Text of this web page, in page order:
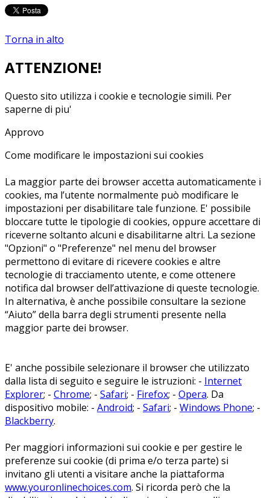
Torna in alto
ATTENZIONE!
Questo sito utilizza i cookie e tecnologie simili. Per
saperne di piu'
Approvo
Come modificare le impostazioni sui cookies
La maggior parte dei browser accetta automaticamente i
cookies, ma l’utente normalmente può modificare le
impostazioni per disabilitare tale funzione. E' possibile
bloccare tutte le tipologie di cookies, oppure accettare di
riceverne soltanto alcuni e disabilitarne altri. La sezione
"Opzioni" o "Preferenze" nel menu del browser
permettono di evitare di ricevere cookies e altre
tecnologie di tracciamento utente, e come ottenere
notifica dal browser dell’attivazione di queste tecnologie.
In alternativa, è anche possibile consultare la sezione
“Aiuto” della barra degli strumenti presente nella
maggior parte dei browser.
E' anche possibile selezionare il browser che utilizzato
dalla lista di seguito e seguire le istruzioni: - Internet
Explorer; - Chrome; - Safari; - Firefox; - Opera. Da
dispositivo mobile: - Android; - Safari; - Windows Phone; -
Blackberry.
Per maggiori informazioni sui cookie e per gestire le
preferenze sui cookie (di prima e/o terza parte) si
invitano gli utenti a visitare anche la piattaforma
www.youronlinechoices.com. Si ricorda però che la